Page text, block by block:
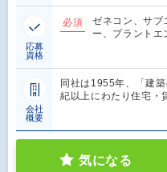
応募
資格
必須
ゼネコン、サブ
ー、プラントエ
会社
概要
同社は1955年、「建
紀以上にわたり住宅・
気になる